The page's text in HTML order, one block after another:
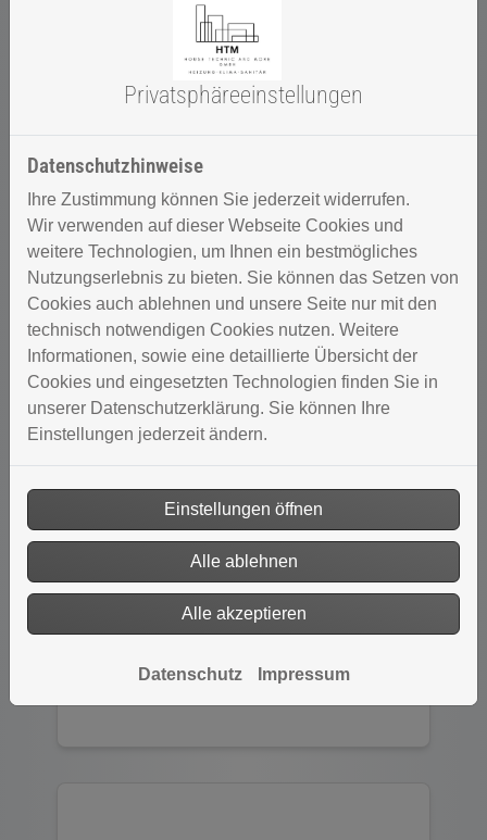
HANSA
hansgrohe
Privatsphäre­einstellungen
Datenschutzhinweise
Ihre Zustimmung können Sie jederzeit widerrufen.
Wir verwenden auf dieser Webseite Cookies und
weitere Technologien, um Ihnen ein bestmögliches
Nutzungserlebnis zu bieten. Sie können das Setzen von
Cookies auch ablehnen und unsere Seite nur mit den
technisch notwendigen Cookies nutzen. Weitere
Informationen, sowie eine detaillierte Übersicht der
Cookies und eingesetzten Technologien finden Sie in
unserer Datenschutzerklärung. Sie können Ihre
Einstellungen jederzeit ändern.
Einstellungen öffnen
Alle ablehnen
Alle akzeptieren
Datenschutz Impressum